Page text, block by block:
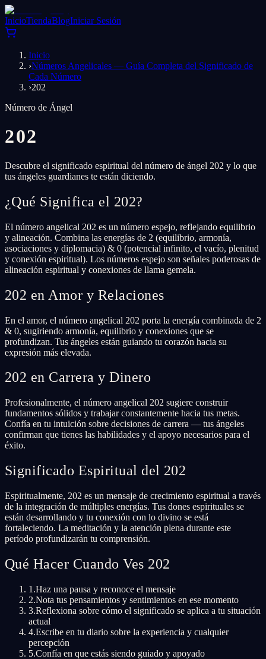
InicioTiendaBlogIniciar Sesión
Inicio
›Números Angelicales — Guía Completa del Significado de
Cada Número
›202
Número de Ángel
202
Descubre el significado espiritual del número de ángel 202 y lo que
tus ángeles guardianes te están diciendo.
¿Qué Significa el 202?
El número angelical 202 es un número espejo, reflejando equilibrio
y alineación. Combina las energías de 2 (equilibrio, armonía,
asociaciones y diplomacia) & 0 (potencial infinito, el vacío, plenitud
y conexión espiritual). Los números espejo son señales poderosas de
alineación espiritual y conexiones de llama gemela.
202 en Amor y Relaciones
En el amor, el número angelical 202 porta la energía combinada de 2
& 0, sugiriendo armonía, equilibrio y conexiones que se
profundizan. Tus ángeles están guiando tu corazón hacia su
expresión más elevada.
202 en Carrera y Dinero
Profesionalmente, el número angelical 202 sugiere construir
fundamentos sólidos y trabajar constantemente hacia tus metas.
Confía en tu intuición sobre decisiones de carrera — tus ángeles
confirman que tienes las habilidades y el apoyo necesarios para el
éxito.
Significado Espiritual del 202
Espiritualmente, 202 es un mensaje de crecimiento espiritual a través
de la integración de múltiples energías. Tus dones espirituales se
están desarrollando y tu conexión con lo divino se está
fortaleciendo. La meditación y la atención plena durante este
período profundizarán tu comprensión.
Qué Hacer Cuando Ves 202
1.Haz una pausa y reconoce el mensaje
2.Nota tus pensamientos y sentimientos en ese momento
3.Reflexiona sobre cómo el significado se aplica a tu situación
actual
4.Escribe en tu diario sobre la experiencia y cualquier
percepción
5.Confía en que estás siendo guiado y apoyado